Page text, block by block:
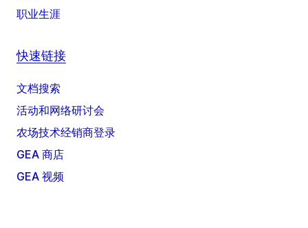
职业生涯
快速链接
文档搜索
活动和网络研讨会
农场技术经销商登录
GEA 商店
GEA 视频